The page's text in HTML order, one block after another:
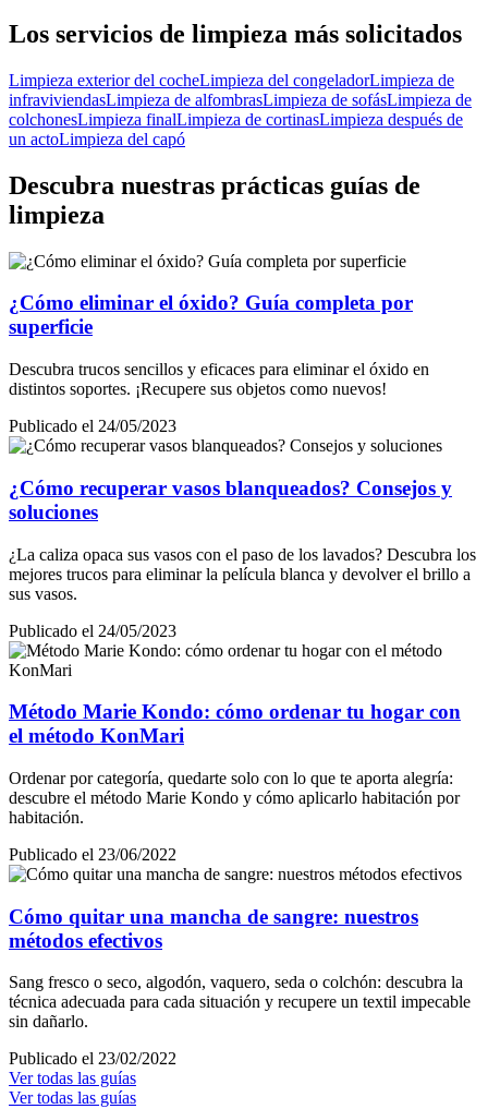
Los servicios de limpieza más solicitados
Limpieza exterior del cocheLimpieza del congeladorLimpieza de
infraviviendasLimpieza de alfombrasLimpieza de sofásLimpieza de
colchonesLimpieza finalLimpieza de cortinasLimpieza después de
un actoLimpieza del capó
Descubra nuestras prácticas guías de
limpieza
¿Cómo eliminar el óxido? Guía completa por
superficie
Descubra trucos sencillos y eficaces para eliminar el óxido en
distintos soportes. ¡Recupere sus objetos como nuevos!
Publicado el 24/05/2023
¿Cómo recuperar vasos blanqueados? Consejos y
soluciones
¿La caliza opaca sus vasos con el paso de los lavados? Descubra los
mejores trucos para eliminar la película blanca y devolver el brillo a
sus vasos.
Publicado el 24/05/2023
Método Marie Kondo: cómo ordenar tu hogar con
el método KonMari
Ordenar por categoría, quedarte solo con lo que te aporta alegría:
descubre el método Marie Kondo y cómo aplicarlo habitación por
habitación.
Publicado el 23/06/2022
Cómo quitar una mancha de sangre: nuestros
métodos efectivos
Sang fresco o seco, algodón, vaquero, seda o colchón: descubra la
técnica adecuada para cada situación y recupere un textil impecable
sin dañarlo.
Publicado el 23/02/2022
Ver todas las guías
Ver todas las guías